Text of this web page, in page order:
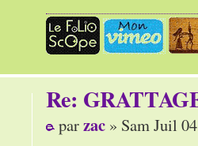
Re:
parzac » Sam Juil